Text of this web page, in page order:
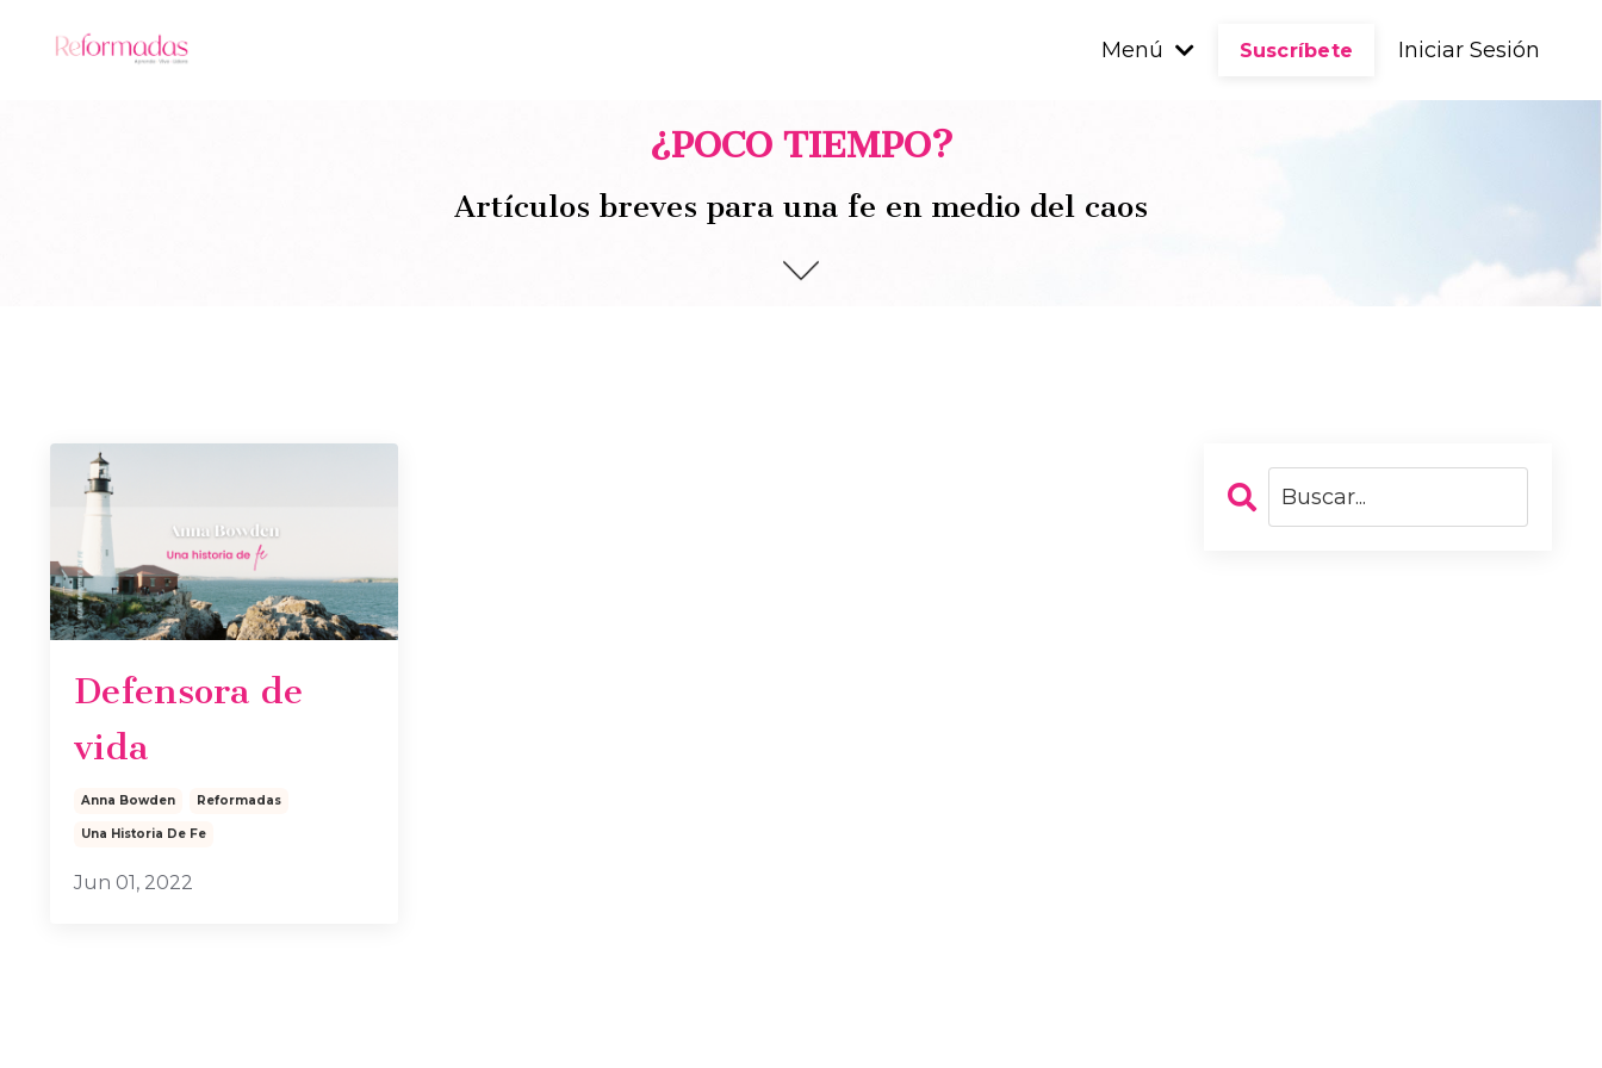
Menú Suscríbete Iniciar Sesión
¿POCO TIEMPO?
Artículos breves para una fe en medio del caos
Defensora de
vida
Anna Bowden Reformadas
Una Historia De Fe
Jun 01, 2022